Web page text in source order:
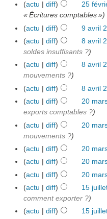
(actu |diff) 25
« Écritures comptables »)
(actu |diff) 9 avril
(actu |diff) 8 avril
soldes insuffisants ?)
(actu |diff) 8 avril
mouvements ?)
(actu |diff) 8 avril
(actu |diff) 20
exports comptables ?)
(actu |diff) 20
mouvements ?)
(actu |diff) 20
(actu |diff) 20
(actu |diff) 20
(actu |diff) 15
comment exporter ?)
(actu |diff) 15